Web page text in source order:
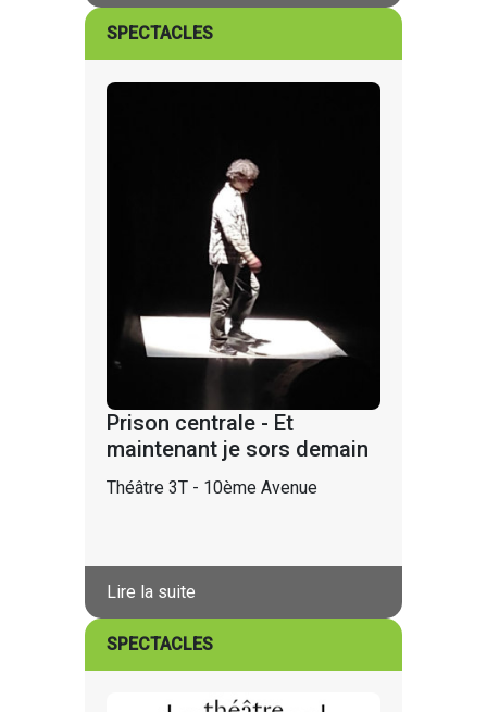
SPECTACLES
Prison centrale - Et
maintenant je sors demain
Théâtre 3T - 10ème Avenue
Lire la suite
SPECTACLES